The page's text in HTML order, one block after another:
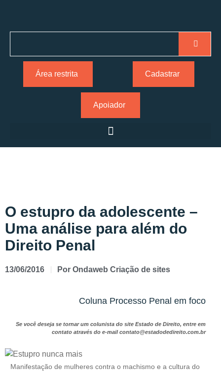
Área restrita Cadastrar
Apoiador
O estupro da adolescente –
Uma análise para além do
Direito Penal
13/06/2016 Por Ondaweb Criação de sites
Coluna Processo Penal em foco
Se você deseja se tornar um colunista do site Estado de Direito, entre em
contato através do e-mail contato@estadodedireito.com.br
Manifestação de mulheres contra o machismo e a cultura do